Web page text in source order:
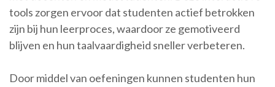
tools zorgen ervoor dat studenten actief betrokken
zijn bij hun leerproces, waardoor ze gemotiveerd
blijven en hun taalvaardigheid sneller verbeteren.
Door middel van oefeningen kunnen studenten hun